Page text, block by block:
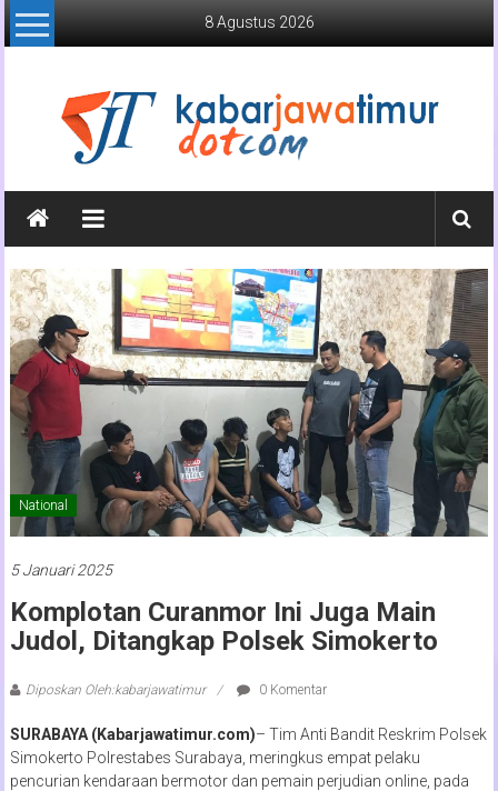
Lompat
ke
8 Agustus 2026
Kabar
Jawa
Timur
Media
Online
Jawa
Timur
National
5 Januari 2025
Komplotan Curanmor Ini Juga Main
Judol, Ditangkap Polsek Simokerto
Diposkan Oleh:kabarjawatimur 0 Komentar
SURABAYA (Kabarjawatimur.com)– Tim Anti Bandit Reskrim Polsek
Simokerto Polrestabes Surabaya, meringkus empat pelaku
pencurian kendaraan bermotor dan pemain perjudian online, pada